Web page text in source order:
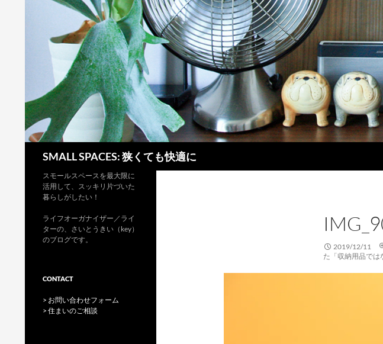
SMALL SPACES: 狭くても快適に
2019/12/11
た「収納用品では
スモールスペースを最大限に
活用して、スッキリ片づいた
暮らしがしたい！
ライフオーガナイザー／ライ
ターの、さいとうきい（key）
のブログです。
CONTACT
> お問い合わせフォーム
> 住まいのご相談